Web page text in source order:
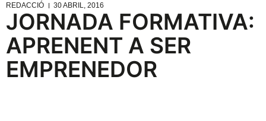
REDACCIÓ 30 ABRIL, 2016
JORNADA FORMATIVA:
APRENENT A SER
EMPRENEDOR